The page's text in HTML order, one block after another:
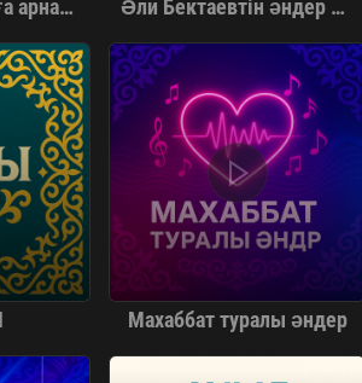
Досым - Достарға арналған әндер Әли Бектаевтін әндер жинағы
Махаббат туралы әндер